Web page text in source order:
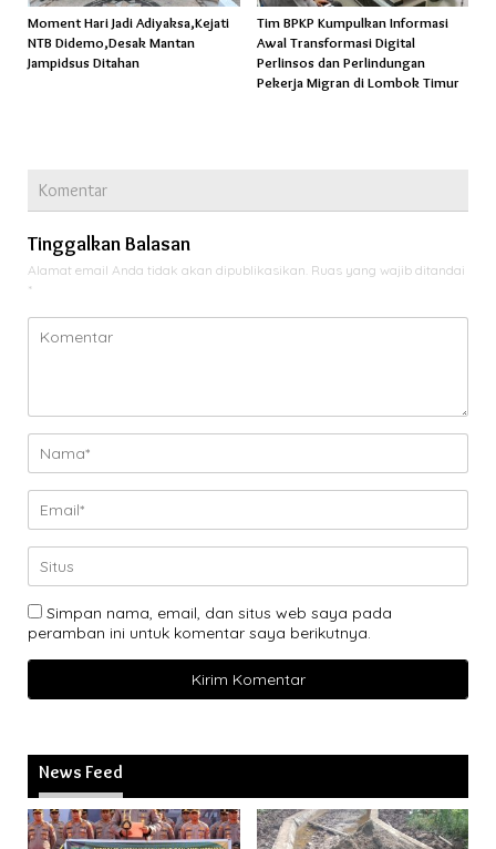
Moment Hari Jadi Adiyaksa,Kejati
NTB Didemo,Desak Mantan
Jampidsus Ditahan
Tim BPKP Kumpulkan Informasi
Awal Transformasi Digital
Perlinsos dan Perlindungan
Pekerja Migran di Lombok Timur
Komentar
Tinggalkan Balasan
Alamat email Anda tidak akan dipublikasikan. Ruas yang wajib ditandai
*
Simpan nama, email, dan situs web saya pada
peramban ini untuk komentar saya berikutnya.
News Feed